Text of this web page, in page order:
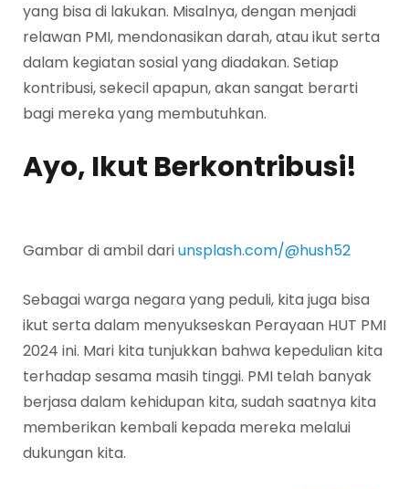
yang bisa di lakukan. Misalnya, dengan menjadi
relawan PMI, mendonasikan darah, atau ikut serta
dalam kegiatan sosial yang diadakan. Setiap
kontribusi, sekecil apapun, akan sangat berarti
bagi mereka yang membutuhkan.
Ayo, Ikut Berkontribusi!
Gambar di ambil dariunsplash.com/@hush52
Sebagai warga negara yang peduli, kita juga bisa
ikut serta dalam menyukseskan Perayaan HUT PMI
2024 ini. Mari kita tunjukkan bahwa kepedulian kita
terhadap sesama masih tinggi. PMI telah banyak
berjasa dalam kehidupan kita, sudah saatnya kita
memberikan kembali kepada mereka melalui
dukungan kita.